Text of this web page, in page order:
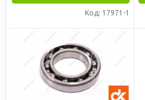
Код: 17971-1